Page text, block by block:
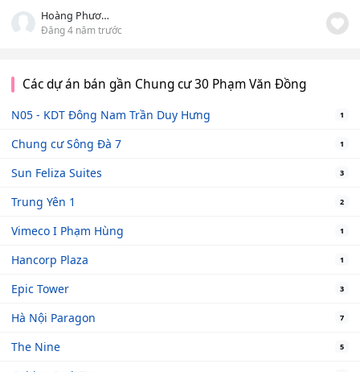
Hoàng Phương Thảo
Đăng 4 năm trước
Các dự án bán gần Chung cư 30 Phạm Văn Đồng
N05 - KDT Đông Nam Trần Duy Hưng 1
Chung cư Sông Đà 7 1
Sun Feliza Suites 3
Trung Yên 1 2
Vimeco I Phạm Hùng 1
Hancorp Plaza 1
Epic Tower 3
Hà Nội Paragon 7
The Nine 5